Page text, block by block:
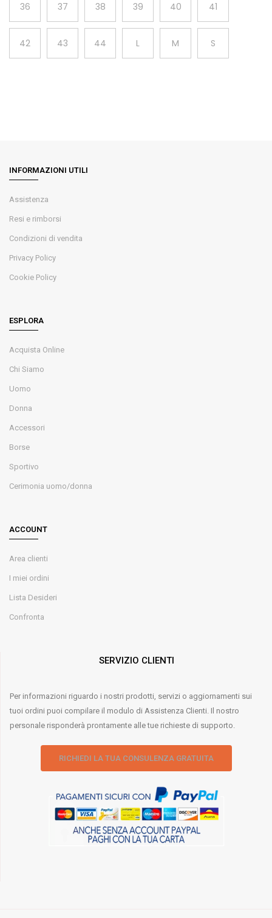
36 37 38 39 40 41
42 43 44 L M S
INFORMAZIONI UTILI
Assistenza
Resi e rimborsi
Condizioni di vendita
Privacy Policy
Cookie Policy
ESPLORA
Acquista Online
Chi Siamo
Uomo
Donna
Accessori
Borse
Sportivo
Cerimonia uomo/donna
ACCOUNT
Area clienti
I miei ordini
Lista Desideri
Confronta
SERVIZIO CLIENTI
Per informazioni riguardo i nostri prodotti, servizi o aggiornamenti sui
tuoi ordini puoi compilare il modulo di Assistenza Clienti. Il nostro
personale risponderà prontamente alle tue richieste di supporto.
RICHIEDI LA TUA CONSULENZA GRATUITA